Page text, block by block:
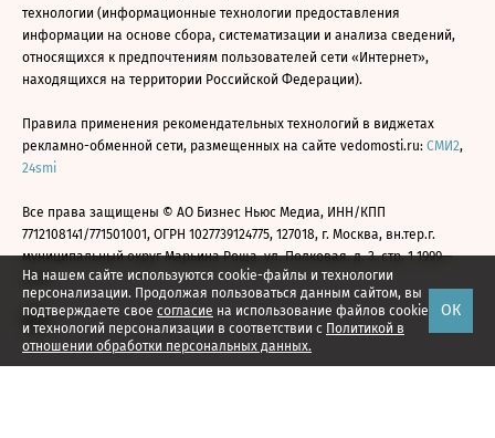
На нашем сайте используются cookie-файлы и технологии
персонализации. Продолжая пользоваться данным сайтом, вы
подтверждаете свое согласие на использование файлов cookie
и технологий персонализации в соответствии с Политикой в
отношении обработки персональных данных.
ОК
технологии (информационные технологии предоставления
информации на основе сбора, систематизации и анализа сведений,
относящихся к предпочтениям пользователей сети «Интернет»,
находящихся на территории Российской Федерации).
Правила применения рекомендательных технологий в виджетах
рекламно-обменной сети, размещенных на сайте vedomosti.ru: СМИ2,
24smi
Все права защищены © АО Бизнес Ньюс Медиа, ИНН/КПП
7712108141/771501001, ОГРН 1027739124775, 127018, г. Москва, вн.тер.г.
муниципальный округ Марьина Роща, ул. Полковая, д. 3, стр. 1 1999—
2026